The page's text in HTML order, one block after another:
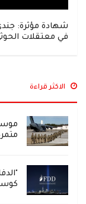
في معتقلات
الاكثر قراءة